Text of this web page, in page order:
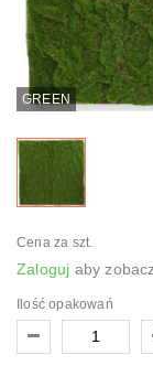
GREEN
Cena za szt.
Zaloguj aby
Ilość opakowań